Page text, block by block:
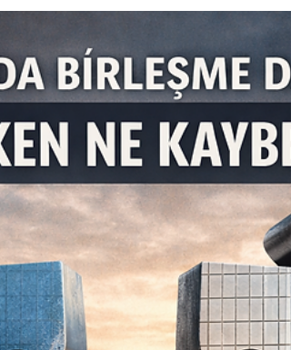
"DÜNYA İKLİM GÜNÜ"
İklim değişikliği artık sadece çevreyi değil;
bilançoları, operasyonları ve
sigortalanabilirliği de değiştirirken bu tablo
artık sadece çevresel değil kamusal maliye,
bankacılık sistemi, yatırım piyasaları ve
toplumsal dayanıklılık açısından da kritik
geliyor.Belki de artık asıl soru şu: İklim
değişikliğine sadece uyum sağlamaya mı
çalışacağız, yoksa ekonomiyi ve hayatı bu
yeni risk düzenine göre yeniden mi
tasarlayacağız?” Sigorta sektörü tam bu
kırılma noktasında dur